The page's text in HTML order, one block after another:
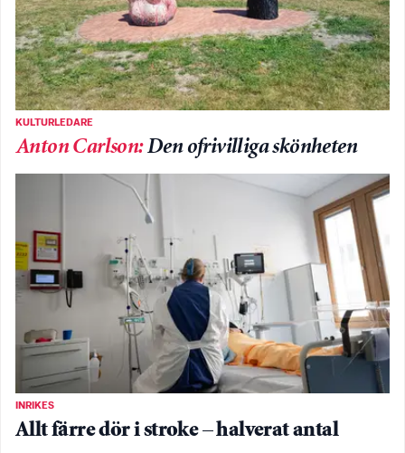
KULTURLEDARE
Anton Carlson:Den ofrivilliga skönheten
INRIKES
Allt färre dör i stroke – halverat antal